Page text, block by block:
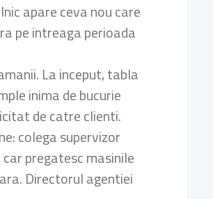
apare ceva nou care
pe intreaga perioada
La inceput, tabla
inima de bucurie
de catre clienti.
colega supervizor
pregatesc masinile
Directorul agentiei